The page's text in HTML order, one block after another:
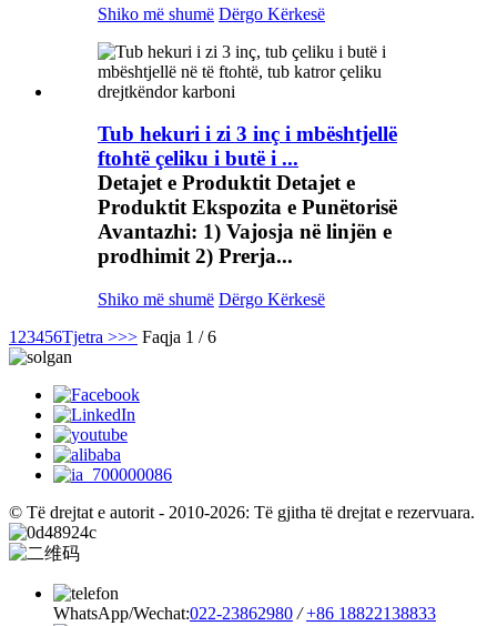
Shiko më shumë Dërgo Kërkesë
Tub hekuri i zi 3 inç i mbështjellë
ftohtë çeliku i butë i ...
Detajet e Produktit Detajet e
Produktit Ekspozita e Punëtorisë
Avantazhi: 1) Vajosja në linjën e
prodhimit 2) Prerja...
Shiko më shumë Dërgo Kërkesë
1 23456Tjetra >>> Faqja 1 / 6
© Të drejtat e autorit - 2010-2026: Të gjitha të drejtat e rezervuara.
WhatsApp/Wechat:022-23862980 / +86 18822138833